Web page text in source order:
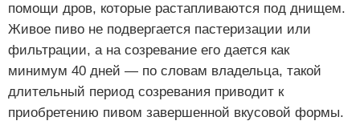
помощи дров, которые растапливаются под днищем.
Живое пиво не подвергается пастеризации или
фильтрации, а на созревание его дается как
минимум 40 дней — по словам владельца, такой
длительный период созревания приводит к
приобретению пивом завершенной вкусовой формы.